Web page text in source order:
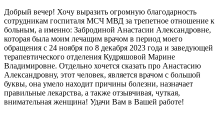
Добрый вечер! Хочу выразить огромную благодарность
сотрудникам госпиталя МСЧ МВД за трепетное отношение к
больным, а именно: Забродиной Анастасии Александровне,
которая была моим лечащим врачом в период моего
обращения с 24 ноября по 8 декабря 2023 года и заведующей
терапевтического отделения Кудряшовой Марине
Владимировне. Отдельно хочется сказать про Анастасию
Александровну, этот человек, является врачом с большой
буквы, она умело находит причины болезни, назначает
правильные лекарства, а также отзывчивая, чуткая,
внимательная женщина! Удачи Вам в Вашей работе!